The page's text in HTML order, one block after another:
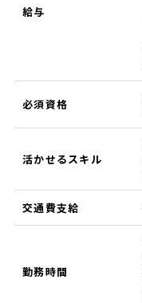
給与
必須資格
活かせるスキル
交通費支給
勤務時間